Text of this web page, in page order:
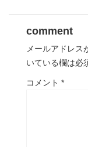
comment
メールアドレス
いている欄は必
コメント *